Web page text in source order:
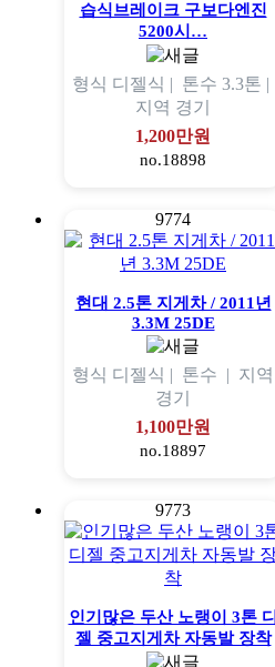
습식브레이크 구보다엔진
5200시…
형식 디젤식 | 톤수 3.3톤 |
지역 경기
1,200만원
no.18898
9774
현대 2.5톤 지게차 / 2011년
3.3M 25DE
형식 디젤식 | 톤수 | 지역
경기
1,100만원
no.18897
9773
인기많은 두산 노랭이 3톤 디
젤 중고지게차 자동발 장착